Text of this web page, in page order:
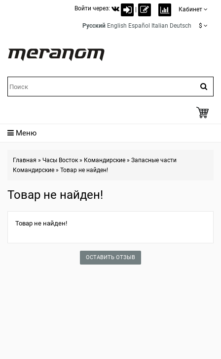
Войти через: Кабинет
Русский English Español Italian Deutsch $
Меню
Главная » Часы Восток » Командирские » Запасные части
Командирские » Товар не найден!
Товар не найден!
Товар не найден!
ОСТАВИТЬ ОТЗЫВ